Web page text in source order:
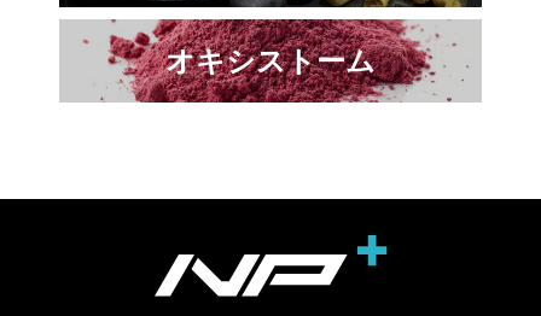
オキシストーム